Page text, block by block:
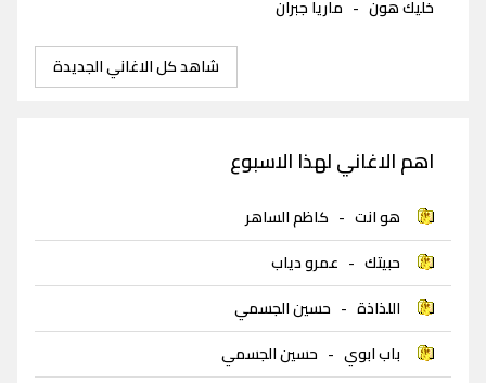
خليك هون - ماريا جبران
شاهد كل الاغاني الجديدة
اهم الاغاني لهذا الاسبوع
هو انت - كاظم الساهر
حبيتك - عمرو دياب
اللذاذة - حسين الجسمي
باب ابوي - حسين الجسمي